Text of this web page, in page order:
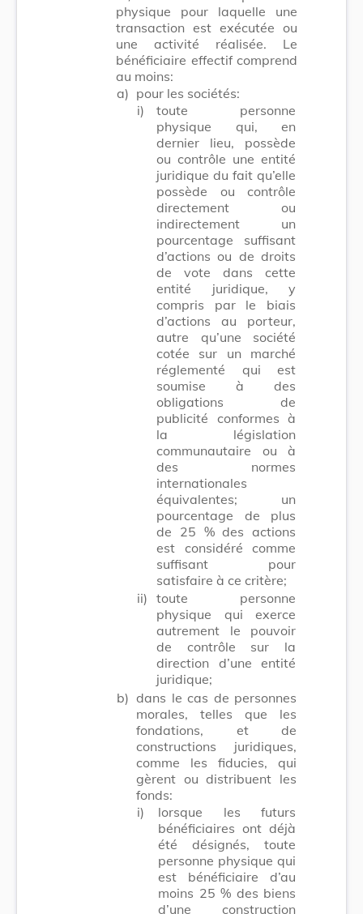
physique pour laquelle une
transaction est exécutée ou
une activité réalisée. Le
bénéficiaire effectif comprend
au moins:
a) pour les sociétés:
i)
toute personne
physique qui, en
dernier lieu, possède
ou contrôle une entité
juridique du fait qu’elle
possède ou contrôle
directement ou
indirectement un
pourcentage suffisant
d’actions ou de droits
de vote dans cette
entité juridique, y
compris par le biais
d’actions au porteur,
autre qu’une société
cotée sur un marché
réglementé qui est
soumise à des
obligations de
publicité conformes à
la législation
communautaire ou à
des normes
internationales
équivalentes; un
pourcentage de plus
de 25 % des actions
est considéré comme
suffisant pour
satisfaire à ce critère;
ii) toute personne
physique qui exerce
autrement le pouvoir
de contrôle sur la
direction d’une entité
juridique;
b) dans le cas de personnes
morales, telles que les
fondations, et de
constructions juridiques,
comme les fiducies, qui
gèrent ou distribuent les
fonds:
i)
lorsque les futurs
bénéficiaires ont déjà
été désignés, toute
personne physique qui
est bénéficiaire d’au
moins 25 % des biens
d’une construction